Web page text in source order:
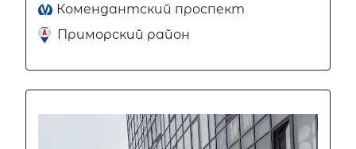
Комендантский проспект
Приморский район